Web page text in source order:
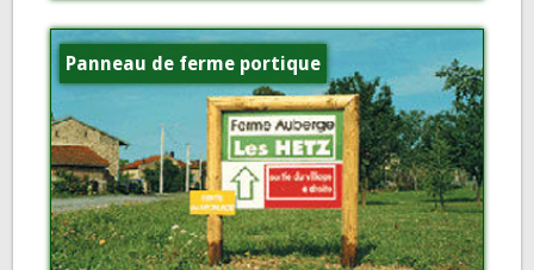
Panneau de ferme portique